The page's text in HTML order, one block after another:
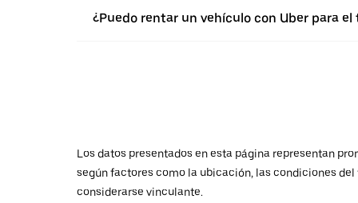
¿Puedo rentar un vehículo con Uber para
Los datos presentados en esta página representan
según factores como la ubicación, las condiciones
considerarse vinculante.